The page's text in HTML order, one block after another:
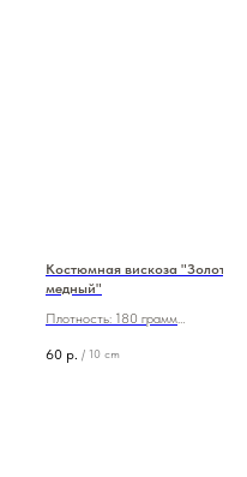
Костюмная вискоза
медный"
Плотность: 180 грамм
Ширина: 140 см
60 р. / 10 cm